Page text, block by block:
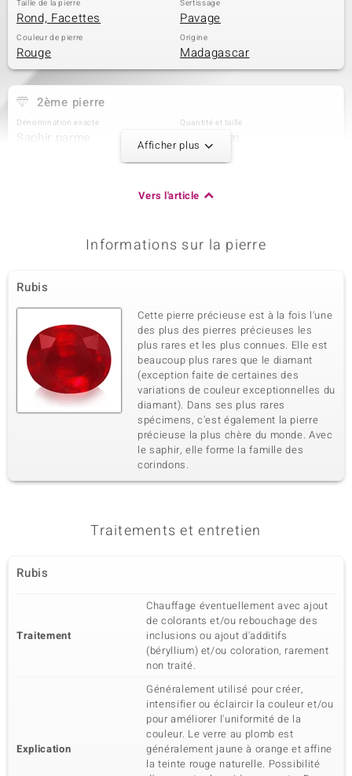
Taille de la pierre
Rond, Facettes
Sertissage
Pavage
Couleur de pierre
Rouge
Origine
Madagascar
2ème pierre
Dénomination exacte
Saphir parme
Quantité et taille
12 à 2 mm
Origine
Marcassite
Poids total en carat
0,18 ct
Taille de la pierre
Rond
Sertissage
Pavage
Origine
Rumänien
Afficher plus
Vers l'article
Informations sur la pierre
Rubis
Cette pierre précieuse est à la fois l'une
des plus des pierres précieuses les
plus rares et les plus connues. Elle est
beaucoup plus rares que le diamant
(exception faite de certaines des
variations de couleur exceptionnelles du
diamant). Dans ses plus rares
spécimens, c'est également la pierre
précieuse la plus chère du monde. Avec
le saphir, elle forme la famille des
corindons.
Traitements et entretien
Rubis
Traitement
Chauffage éventuellement avec ajout
de colorants et/ou rebouchage des
inclusions ou ajout d'additifs
(béryllium) et/ou coloration, rarement
non traité.
Explication
Généralement utilisé pour créer,
intensifier ou éclaircir la couleur et/ou
pour améliorer l'uniformité de la
couleur. Le verre au plomb est
généralement jaune à orange et affine
la teinte rouge naturelle. Possibilité